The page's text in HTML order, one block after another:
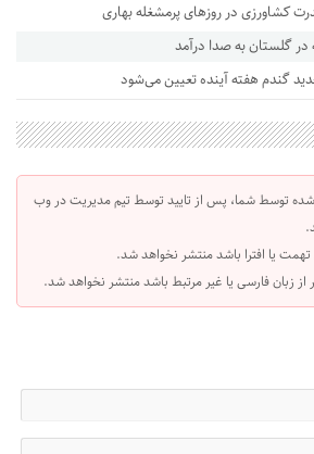
کشاورزی در روزهای پرمشغله بهاری
گلستان به صدا درآمد
گندم هفته آینده تعیین می‌شود
شده توسط شما، پس از تایید توسط تیم مدیریت در وب
یا افترا باشد منتشر نخواهد شد.
از زبان فارسی یا غیر مرتبط باشد منتشر نخواهد شد.